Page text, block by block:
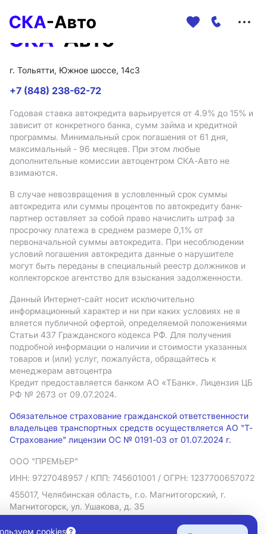
г. Тольятти, Южное шоссе, 14с3
+7 (848) 238-62-72
Годовая ставка автокредита варьируется от 4.9% до 15% и
зависит от конкретного банка, сумм займа и кредитной
программы. Минимальный срок погашения от 61 дня,
максимальный - 96 месяцев. При этом любые
дополнительные комиссии автоцентром СКА-Авто не
взимаются.
В случае невозвращения в условленный срок суммы
автокредита или суммы процентов по автокредиту банк-
партнер оставляет за собой право начислить штраф за
просрочку платежа в среднем размере 0,1% от
первоначальной суммы автокредита. При несоблюдении
условий погашения автокредита данные о нарушителе
могут быть переданы в специальный реестр должников и
коллекторское агентство для взыскания задолженности.
Данный Интернет-сайт носит исключительно
информационный характер и ни при каких условиях не я
вляется публичной офертой, определяемой положениями
Статьи 437 Гражданского кодекса РФ. Для получения
подробной информации о наличии и стоимости указанных
товаров и (или) услуг, пожалуйста, обращайтесь к
менеджерам автоцентра
Кредит предоставляется банком АO «ТБанк». Лицензия ЦБ
РФ № 2673 от 09.07.2024.
Обязательное страхование гражданской ответственности
владельцев транспортных средств осуществляется АО "Т-
Страхование" лицензии ОС № 0191-03 от 01.07.2024 г.
ООО "ПРЕМЬЕР"
ИНН: 9727048957 / КПП: 745601001 / ОГРН: 1237700657072
455017, Челябинская область, г.о. Магнитогорский, г.
Магнитогорск, ул. Ушакова, д. 35
Политика в отношении обработки персональных данных
cookies